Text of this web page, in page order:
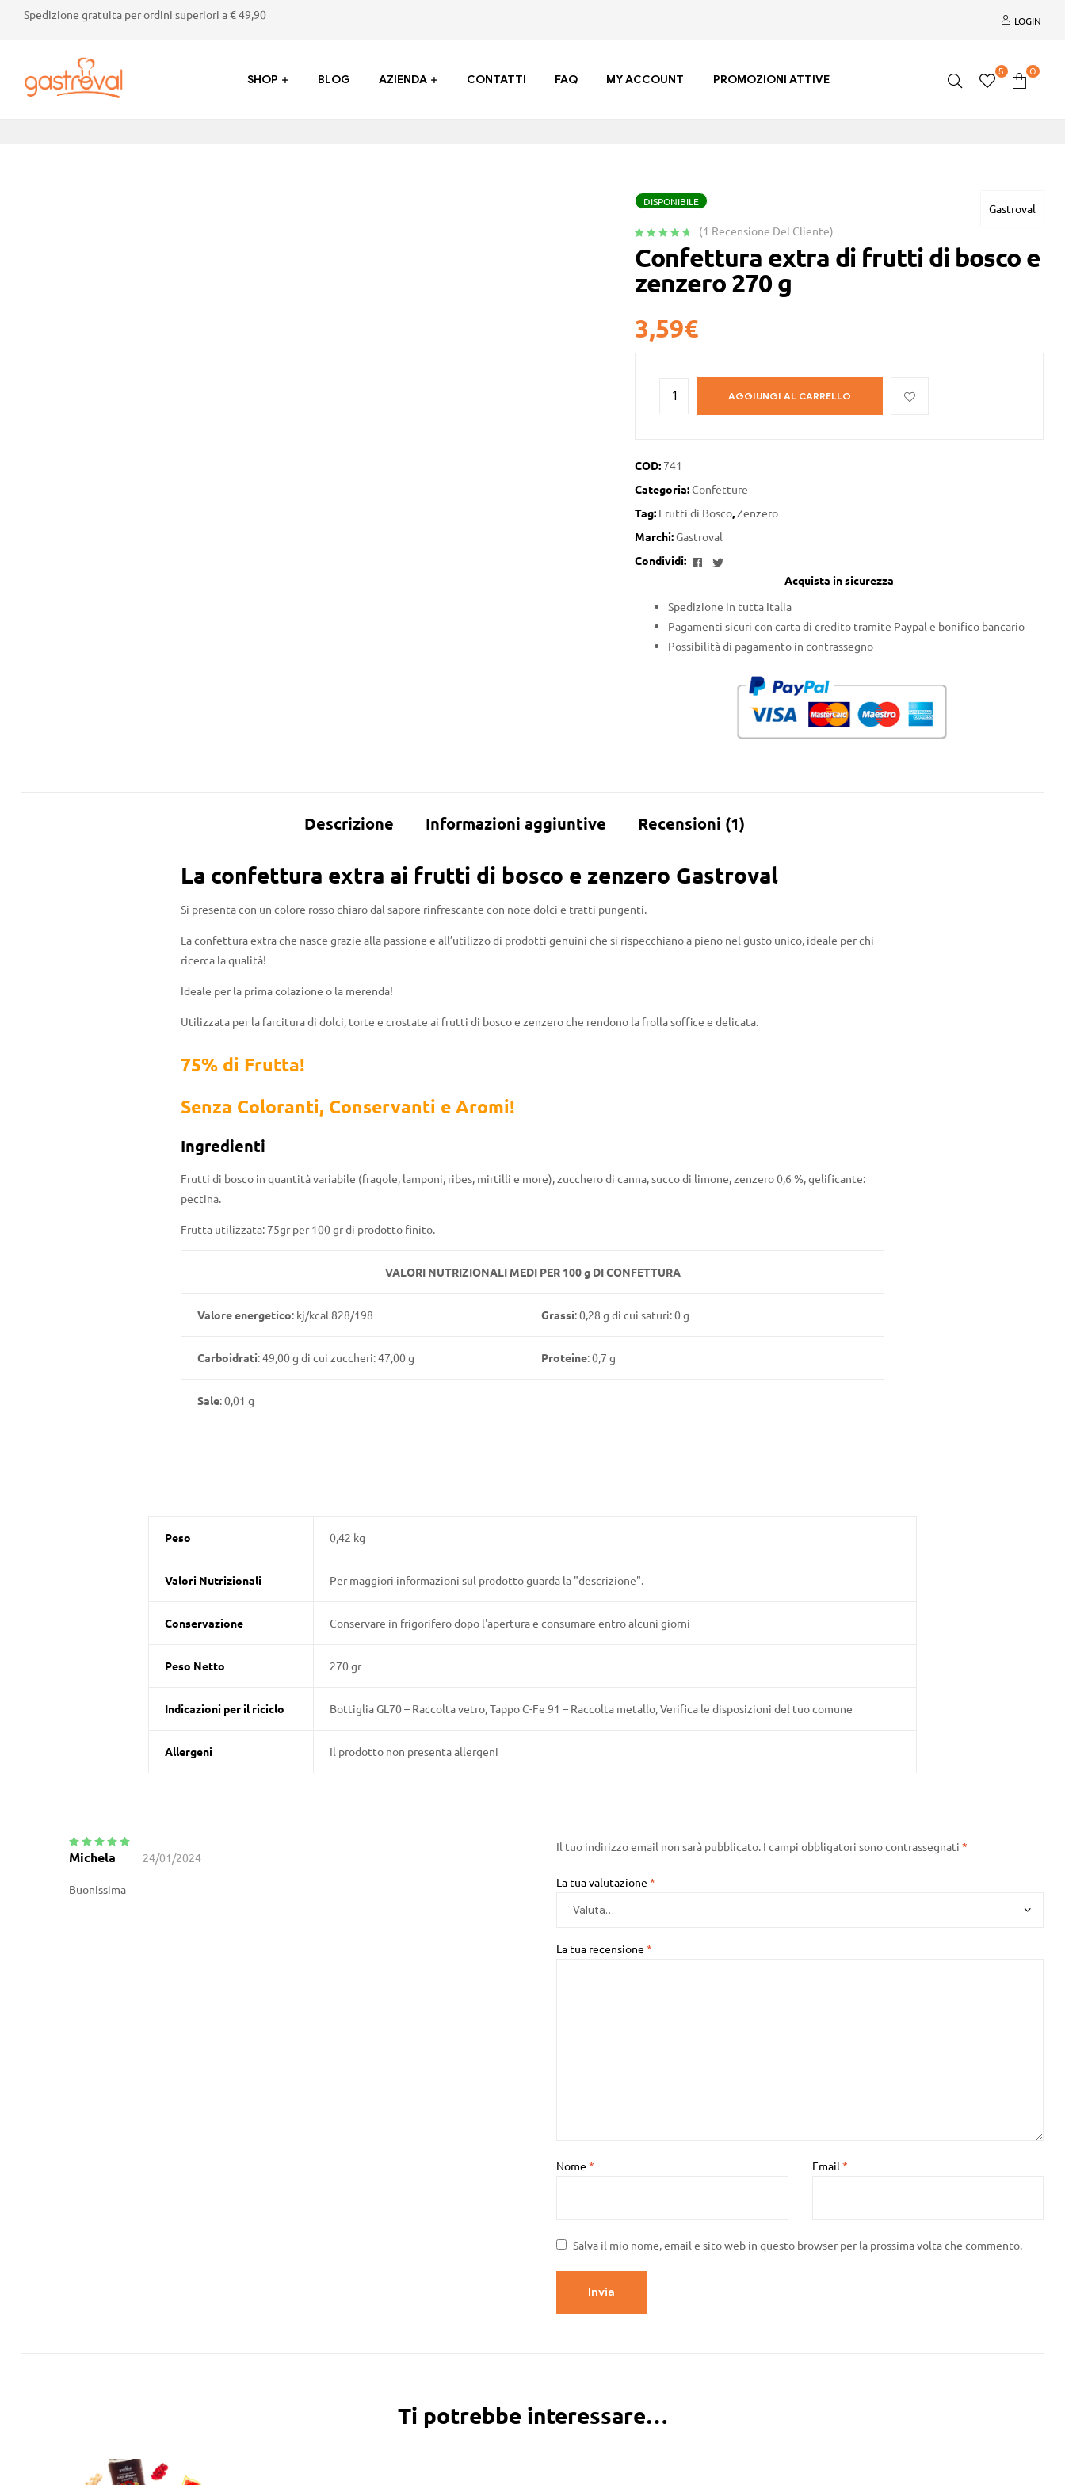
Spedizione gratuita per ordini superiori a € 49,90 LOGIN
SHOP BLOG AZIENDA CONTATTI FAQ MY ACCOUNT PROMOZIONI ATTIVE
5 0
Gastroval
DISPONIBILE
5.00
su 5 su
recensioni
(1 Recensione Del Cliente)
Confettura extra di frutti di bosco e
zenzero 270 g
3,59€
AGGIUNGI AL CARRELLO
COD:741
Categoria:Confetture
Tag: Frutti di Bosco,Zenzero
Marchi:Gastroval
Condividi:
Facebook
Twitter
Acquista in sicurezza
Spedizione in tutta Italia
Pagamenti sicuri con carta di credito tramite Paypal e bonifico bancario
Possibilità di pagamento in contrassegno
Descrizione Informazioni aggiuntive Recensioni (1)
La confettura extra ai frutti di bosco e zenzero Gastroval
Si presenta con un colore rosso chiaro dal sapore rinfrescante con note dolci e tratti pungenti.
La confettura extra che nasce grazie alla passione e all’utilizzo di prodotti genuini che si rispecchiano a pieno nel gusto unico, ideale per chi
ricerca la qualità!
Ideale per la prima colazione o la merenda!
Utilizzata per la farcitura di dolci, torte e crostate ai frutti di bosco e zenzero che rendono la frolla soffice e delicata.
75% di Frutta!
Senza Coloranti, Conservanti e Aromi!
Ingredienti
Frutti di bosco in quantità variabile (fragole, lamponi, ribes, mirtilli e more), zucchero di canna, succo di limone, zenzero 0,6 %, gelificante:
pectina.
Frutta utilizzata: 75gr per 100 gr di prodotto finito.
VALORI NUTRIZIONALI MEDI PER 100 g DI CONFETTURA
Valore energetico: kj/kcal 828/198 Grassi: 0,28 g di cui saturi: 0 g
Carboidrati: 49,00 g di cui zuccheri: 47,00 g Proteine: 0,7 g
Sale: 0,01 g
Peso 0,42 kg
Valori Nutrizionali Per maggiori informazioni sul prodotto guarda la "descrizione".
Conservazione Conservare in frigorifero dopo l'apertura e consumare entro alcuni giorni
Peso Netto 270 gr
Indicazioni per il riciclo Bottiglia GL70 – Raccolta vetro, Tappo C-Fe 91 – Raccolta metallo, Verifica le disposizioni del tuo comune
Allergeni Il prodotto non presenta allergeni
Valutato5 su
Michela 24/01/2024
Buonissima
Il tuo indirizzo email non sarà pubblicato. I campi obbligatori sono contrassegnati *
La tua valutazione *
La tua recensione *
Nome * Email *
Salva il mio nome, email e sito web in questo browser per la prossima volta che commento.
Ti potrebbe interessare…